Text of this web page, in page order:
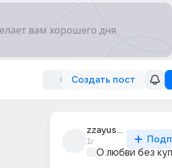
Создать пост
zzayushka
1г
О любви без